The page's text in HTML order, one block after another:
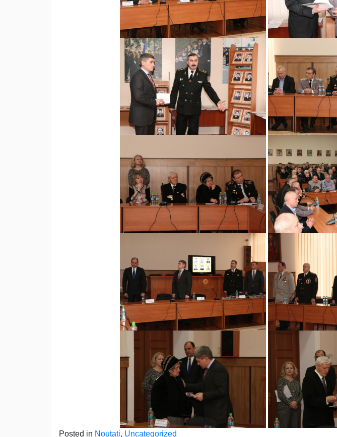
Posted in Noutati, Uncategorized